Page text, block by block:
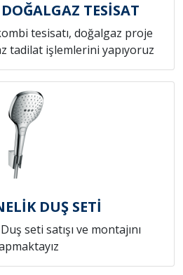
TESİSAT
tesisatı, doğalgaz proje
tadilat işlemlerini yapıyoruz
DUŞ SETİ
seti satışı ve montajını